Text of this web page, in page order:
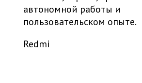
автономной работы и
пользовательском опыте.
Redmi